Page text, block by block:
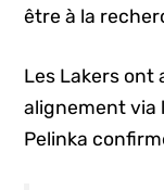
être à la
Les Lakers ont
alignement via
Pelinka